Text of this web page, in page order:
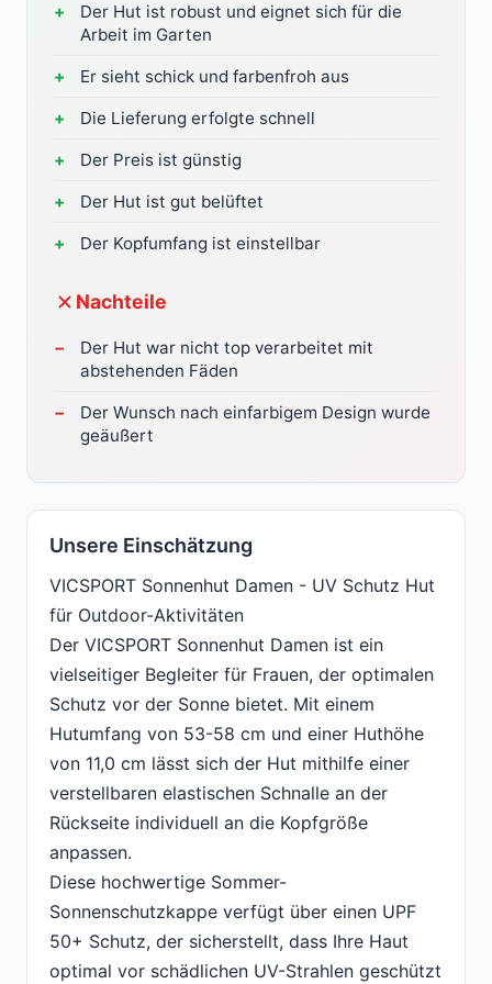
Der Hut ist robust und eignet sich für die
Arbeit im Garten
Er sieht schick und farbenfroh aus
Die Lieferung erfolgte schnell
Der Preis ist günstig
Der Hut ist gut belüftet
Der Kopfumfang ist einstellbar
Nachteile
Der Hut war nicht top verarbeitet mit
abstehenden Fäden
Der Wunsch nach einfarbigem Design wurde
geäußert
Unsere Einschätzung
VICSPORT Sonnenhut Damen - UV Schutz Hut
für Outdoor-Aktivitäten
Der VICSPORT Sonnenhut Damen ist ein
vielseitiger Begleiter für Frauen, der optimalen
Schutz vor der Sonne bietet. Mit einem
Hutumfang von 53-58 cm und einer Huthöhe
von 11,0 cm lässt sich der Hut mithilfe einer
verstellbaren elastischen Schnalle an der
Rückseite individuell an die Kopfgröße
anpassen.
Diese hochwertige Sommer-
Sonnenschutzkappe verfügt über einen UPF
50+ Schutz, der sicherstellt, dass Ihre Haut
optimal vor schädlichen UV-Strahlen geschützt